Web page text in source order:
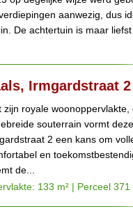
aanwezig, dus
De achtertuin is maar liefst
Irmgardstraat 2
zijn royale
souterrain vormt
2 een kans om
en
de...
133 m² | Perceel 371